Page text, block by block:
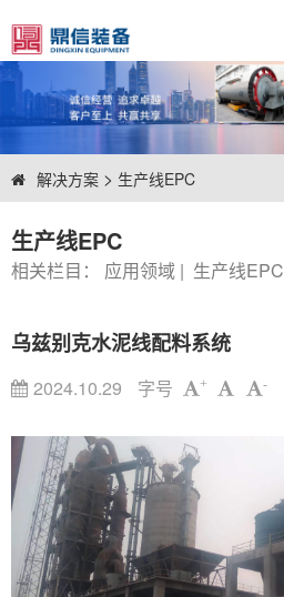
解决方案 > 生产线EPC
生产线EPC
相关栏目： 应用领域 | 生产线EPC
乌兹别克水泥线配料系统
2024.10.29 字号 + -